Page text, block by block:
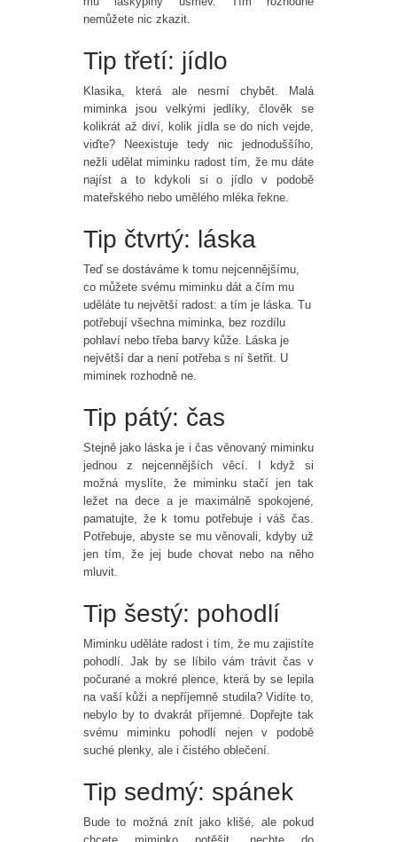
nemůžete nic zkazit.
Tip třetí: jídlo
Klasika, která ale nesmí chybět. Malá
miminka jsou velkými jedlíky, člověk se
kolikrát až diví, kolik jídla se do nich vejde,
viďte? Neexistuje tedy nic jednoduššího,
nežli udělat miminku radost tím, že mu dáte
najíst a to kdykoli si o jídlo v podobě
mateřského nebo umělého mléka řekne.
Tip čtvrtý: láska
Teď se dostáváme k tomu nejcennějšímu,
co můžete svému miminku dát a čím mu
uděláte tu největší radost: a tím je láska. Tu
potřebují všechna miminka, bez rozdílu
pohlaví nebo třeba barvy kůže. Láska je
největší dar a není potřeba s ní šetřit. U
miminek rozhodně ne.
Tip pátý: čas
Stejně jako láska je i čas věnovaný miminku
jednou z nejcennějších věcí. I když si
možná myslíte, že miminku stačí jen tak
ležet na dece a je maximálně spokojené,
pamatujte, že k tomu potřebuje i váš čas.
Potřebuje, abyste se mu věnovali, kdyby už
jen tím, že jej bude chovat nebo na něho
mluvit.
Tip šestý: pohodlí
Miminku uděláte radost i tím, že mu zajistíte
pohodlí. Jak by se líbilo vám trávit čas v
počurané a mokré plence, která by se lepila
na vaší kůži a nepříjemně studila? Vidíte to,
nebylo by to dvakrát příjemné. Dopřejte tak
svému miminku pohodlí nejen v podobě
suché plenky, ale i čistého oblečení.
Tip sedmý: spánek
Bude to možná znít jako klišé, ale pokud